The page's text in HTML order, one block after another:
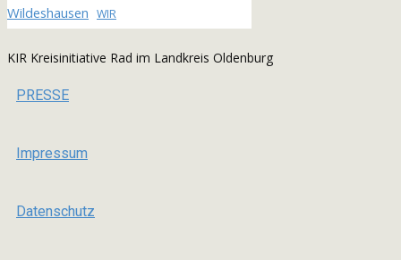
Wildeshausen WIR
KIR Kreisinitiative Rad im Landkreis Oldenburg
PRESSE
Impressum
Datenschutz